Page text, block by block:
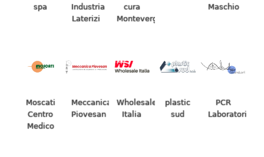
spa
Industria
Laterizi
cura
Montevergine
Maschio
Moscati
Centro
Medico
Meccanica
Piovesan
Wholesale
Italia
plastic
sud
PCR
Laboratori